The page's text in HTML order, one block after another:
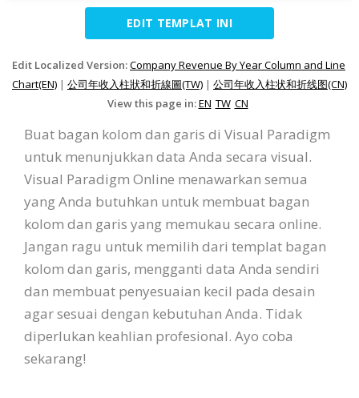
EDIT TEMPLAT INI
Edit Localized Version:Company Revenue By Year Column and Line
Chart(EN) | 公司年收入柱狀和折線圖(TW) | 公司年收入柱状和折线图(CN)
View this page in:EN TW CN
Buat bagan kolom dan garis di Visual Paradigm
untuk menunjukkan data Anda secara visual.
Visual Paradigm Online menawarkan semua
yang Anda butuhkan untuk membuat bagan
kolom dan garis yang memukau secara online.
Jangan ragu untuk memilih dari templat bagan
kolom dan garis, mengganti data Anda sendiri
dan membuat penyesuaian kecil pada desain
agar sesuai dengan kebutuhan Anda. Tidak
diperlukan keahlian profesional. Ayo coba
sekarang!